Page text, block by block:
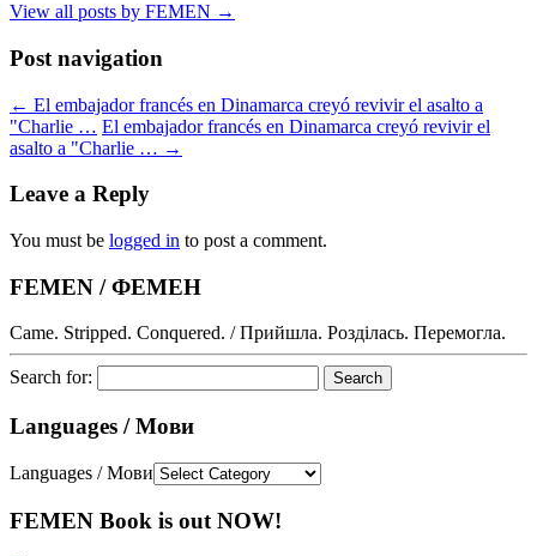
View all posts by FEMEN →
Post navigation
← El embajador francés en Dinamarca creyó revivir el asalto a
"Charlie … El embajador francés en Dinamarca creyó revivir el
asalto a "Charlie … →
Leave a Reply
You must be logged in to post a comment.
FEMEN / ФЕМЕН
Came. Stripped. Conquered. / Прийшла. Розділась. Перемогла.
Search for:
Languages / Мови
Languages / Мови
FEMEN Book is out NOW!